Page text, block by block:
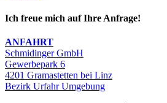
Ich freue mich auf Ihre Anfrage!
ANFAHRT
Schmidinger GmbH
Gewerbepark 6
4201 Gramastetten bei Linz
Bezirk Urfahr Umgebung